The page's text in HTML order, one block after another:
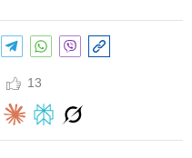
13